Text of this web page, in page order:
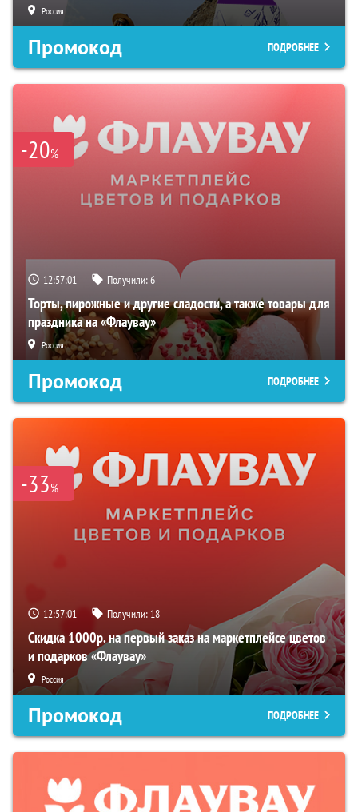
Россия
Промокод ПОДРОБНЕЕ
-20%
12:57:00 Получили:6
Торты, пирожные и другие сладости, а также товары для
праздника на «Флаувау»
Россия
Промокод ПОДРОБНЕЕ
-33%
12:57:00 Получили: 18
Скидка 1000р. на первый заказ на маркетплейсе цветов
и подарков «Флаувау»
Россия
Промокод ПОДРОБНЕЕ